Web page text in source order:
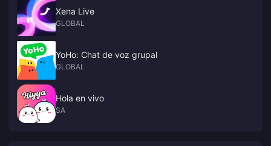
Xena Live
GLOBAL
YoHo: Chat de voz grupal
GLOBAL
Hola en vivo
SA